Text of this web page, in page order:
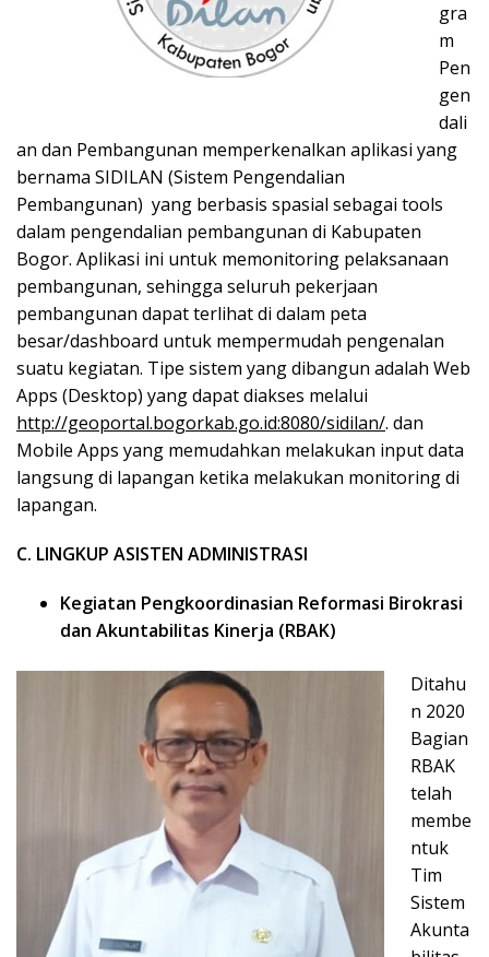
gra
m
Pen
gen
dali
an dan Pembangunan memperkenalkan aplikasi yang
bernama SIDILAN (Sistem Pengendalian
Pembangunan) yang berbasis spasial sebagai tools
dalam pengendalian pembangunan di Kabupaten
Bogor. Aplikasi ini untuk memonitoring pelaksanaan
pembangunan, sehingga seluruh pekerjaan
pembangunan dapat terlihat di dalam peta
besar/dashboard untuk mempermudah pengenalan
suatu kegiatan. Tipe sistem yang dibangun adalah Web
Apps (Desktop) yang dapat diakses melalui
http://geoportal.bogorkab.go.id:8080/sidilan/. dan
Mobile Apps yang memudahkan melakukan input data
langsung di lapangan ketika melakukan monitoring di
lapangan.
C. LINGKUP ASISTEN ADMINISTRASI
Kegiatan Pengkoordinasian Reformasi Birokrasi
dan Akuntabilitas Kinerja (RBAK)
Ditahu
n 2020
Bagian
RBAK
telah
membe
ntuk
Tim
Sistem
Akunta